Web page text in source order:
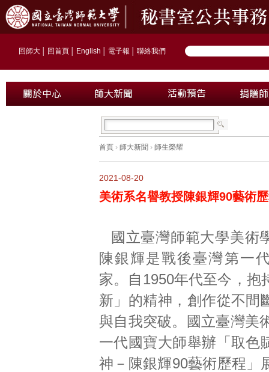
回師大 回首頁 English 電子報 聯絡我們
首頁 › 師大新聞 › 師生榮耀
2021-08-20
美術系名譽教授陳銀輝90藝術
國立臺灣師範大學美術
陳銀輝是戰後臺灣第一
家。自1950年代至今，抱
新」的精神，創作從不間
與自我突破。國立臺灣美
一代國寶大師舉辦「取色
神－陳銀輝90藝術歷程」